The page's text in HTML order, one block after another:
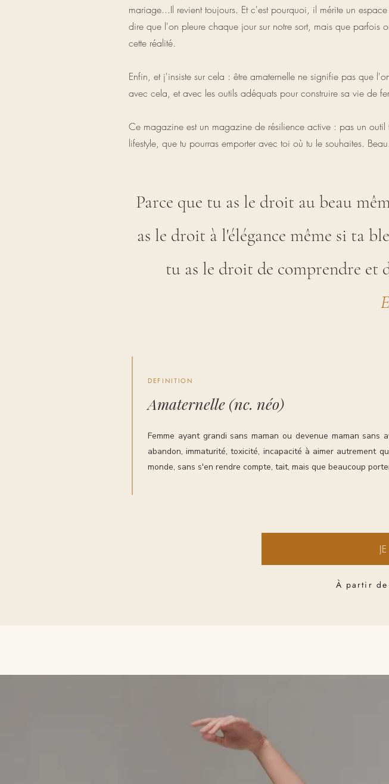
mariage...Il revient toujours. Et c'est pourquoi, il mérite un
dire que l'on pleure chaque jour sur notre sort, mais que parfois
cette réalité.
Enfin, et j'insiste sur cela : être amaternelle ne signifie pas que
avec cela, et avec les outils adéquats pour construire sa vie de
Ce magazine est un magazine de résilience active : pas un
lifestyle, que tu pourras emporter avec toi où tu le souhaites.
Parce que tu as le droit au beau
as le droit à l'élégance même si ta
tu as le droit de comprendre et
DEFINITION
Amaternelle (nc. néo)
Femme ayant grandi sans maman ou devenue maman
abandon, immaturité, toxicité, incapacité à aimer autrement
monde, sans s'en rendre compte, tait, mais que beaucoup
À partir de